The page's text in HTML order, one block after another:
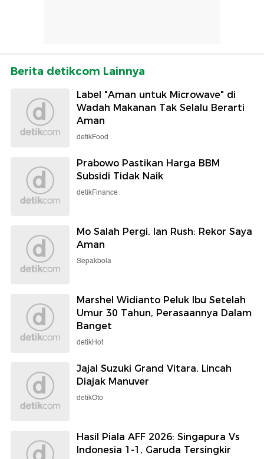
Berita detikcom Lainnya
Label "Aman untuk Microwave" di
Wadah Makanan Tak Selalu Berarti
Aman
detikFood
Prabowo Pastikan Harga BBM
Subsidi Tidak Naik
detikFinance
Mo Salah Pergi, Ian Rush: Rekor Saya
Aman
Sepakbola
Marshel Widianto Peluk Ibu Setelah
Umur 30 Tahun, Perasaannya Dalam
Banget
detikHot
Jajal Suzuki Grand Vitara, Lincah
Diajak Manuver
detikOto
Hasil Piala AFF 2026: Singapura Vs
Indonesia 1-1, Garuda Tersingkir